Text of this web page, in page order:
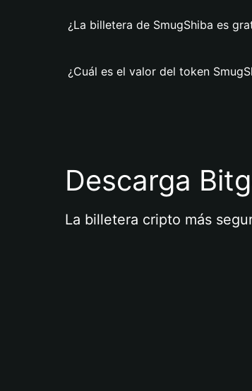
¿La billetera de SmugShiba es
¿Cuál es el valor del token
Descarga
La billetera cripto más